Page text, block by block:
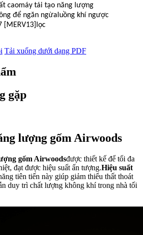
caomáy tái tạo năng lượng
để ngăn ngừa luồng khí ngược
[MERV13] lọc
Tải xuống dưới dạng PDF
gặp
lượng gốm Airwoods
gốm Airwoodsđược thiết kế để tối đa
đạt được hiệu suất ấn tượng.Hiệu suất
tiên tiến này giúp giảm thiểu thất thoát
duy trì chất lượng không khí trong nhà tối